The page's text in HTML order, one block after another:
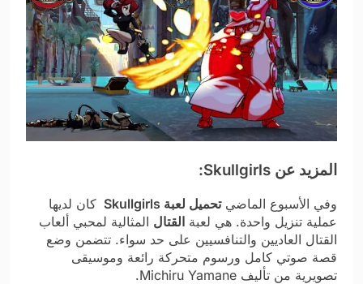
المزيد عن Skullgirls:
وفي الأسبوع الماضيتحميل لعبة Skullgirls
كان لديها
عملية تنزيل واحدة. هي لعبة القتال المثالية لمحبي ألعاب
القتال العاديين والتنافسيين على حد سواء. تتضمن وضع
قصة صوتي كامل ورسوم متحركة رائعة وموسيقى
تصويرية من تأليف Michiru Yamane.